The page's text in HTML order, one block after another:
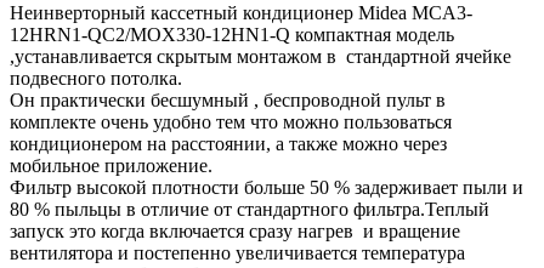
Неинверторный кассетный кондиционер Midea MCA3-
12HRN1-QC2/MOX330-12HN1-Q компактная модель
,устанавливается скрытым монтажом в стандартной ячейке
подвесного потолка.
Он практически бесшумный , беспроводной пульт в
комплекте очень удобно тем что можно пользоваться
кондиционером на расстоянии, а также можно через
мобильное приложение.
Фильтр высокой плотности больше 50 % задерживает пыли и
80 % пыльцы в отличие от стандартного фильтра.Теплый
запуск это когда включается сразу нагрев и вращение
вентилятора и постепенно увеличивается температура